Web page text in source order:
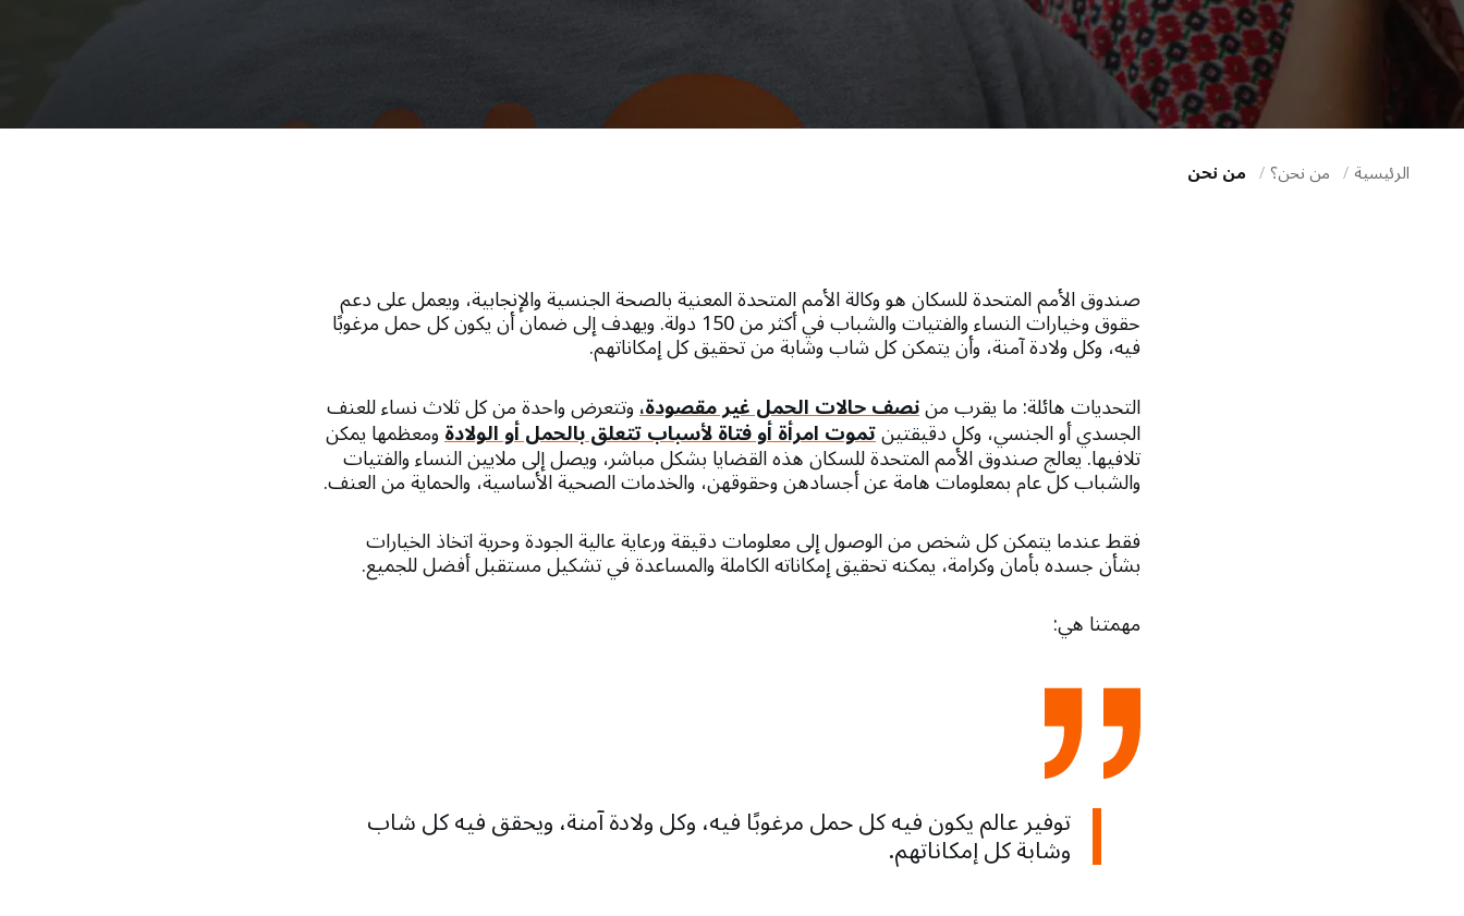
g
a
t الرئيسية من نحن؟ من نحن
صندوق الأمم المتحدة للسكان هو وكالة الأمم المتحدة المعنية بالصحة الجنسية والإنجابية، ويعمل على دعم
حقوق وخيارات النساء والفتيات والشباب في أكثر من 150 دولة. ويهدف إلى ضمان أن يكون كل حمل مرغوبًا
فيه، وكل ولادة آمنة، وأن يتمكن كل شاب وشابة من تحقيق كل إمكاناتهم.
التحديات هائلة: ما يقرب مننصف حالات الحمل غير مقصودة،وتتعرض واحدة من كل ثلاث نساء للعنف
الجسدي أو الجنسي، وكل دقيقتينتموت امرأة أو فتاة لأسباب تتعلق بالحمل أو الولادةومعظمها يمكن
تلافيها. يعالج صندوق الأمم المتحدة للسكان هذه القضايا بشكل مباشر، ويصل إلى ملايين النساء والفتيات
والشباب كل عام بمعلومات هامة عن أجسادهن وحقوقهن، والخدمات الصحية الأساسية، والحماية من العنف.
فقط عندما يتمكن كل شخص من الوصول إلى معلومات دقيقة ورعاية عالية الجودة وحرية اتخاذ الخيارات
بشأن جسده بأمان وكرامة، يمكنه تحقيق إمكاناته الكاملة والمساعدة في تشكيل مستقبل أفضل للجميع.
مهمتنا هي:
توفير عالم يكون فيه كل حمل مرغوبًا فيه، وكل ولادة آمنة، ويحقق فيه كل شاب
وشابة كل إمكاناتهم.